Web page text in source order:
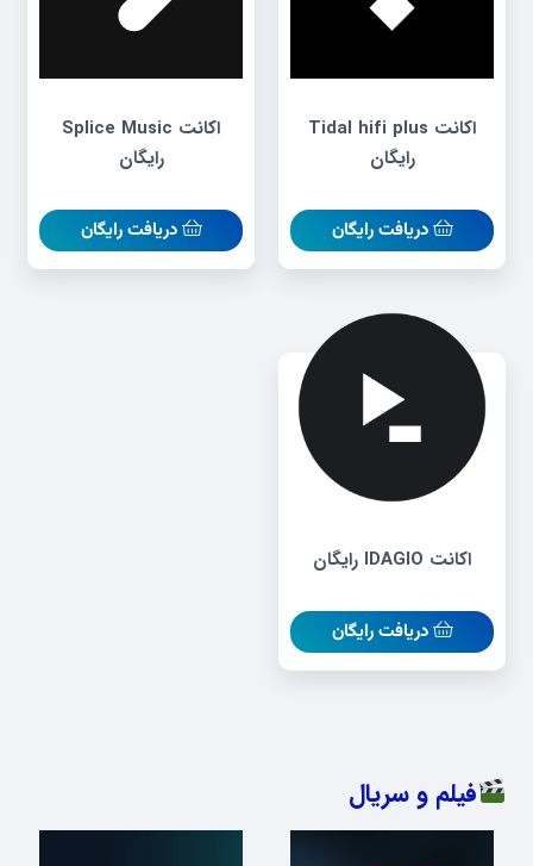
اکانت Tidal hifi plus
رایگان
دریافت رایگان
اکانت Splice Music
رایگان
دریافت رایگان
اکانت IDAGIO رایگان
دریافت رایگان
فیلم و سریال